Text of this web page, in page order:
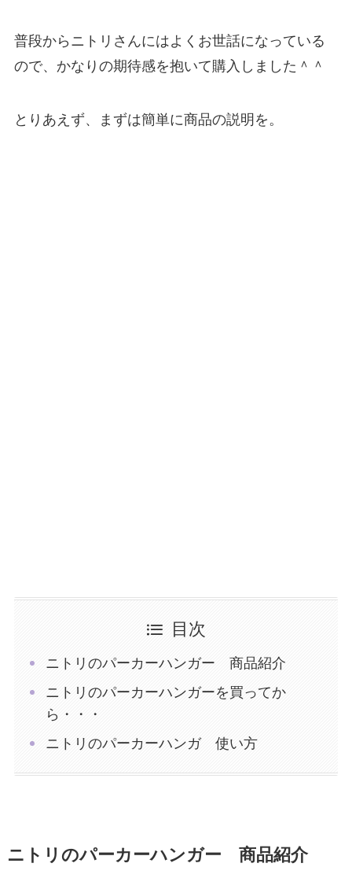
普段からニトリさんにはよくお世話になっている
ので、かなりの期待感を抱いて購入しました＾＾
とりあえず、まずは簡単に商品の説明を。
目次
ニトリのパーカーハンガー 商品紹介
ニトリのパーカーハンガーを買ってか
ら・・・
ニトリのパーカーハンガ 使い方
ニトリのパーカーハンガー 商品紹介